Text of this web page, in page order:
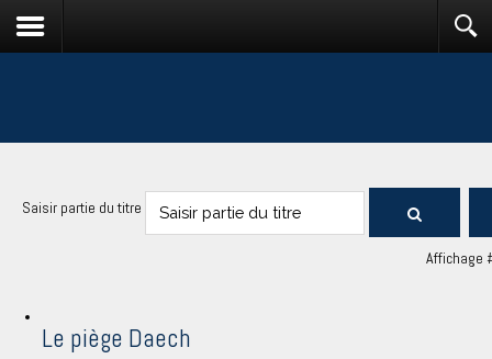
Saisir partie du titre
Affichage
Le piège Daech